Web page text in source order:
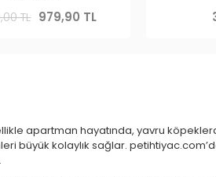
TL 979,90 TL
apartman hayatında, yavru
büyük kolaylık sağlar.